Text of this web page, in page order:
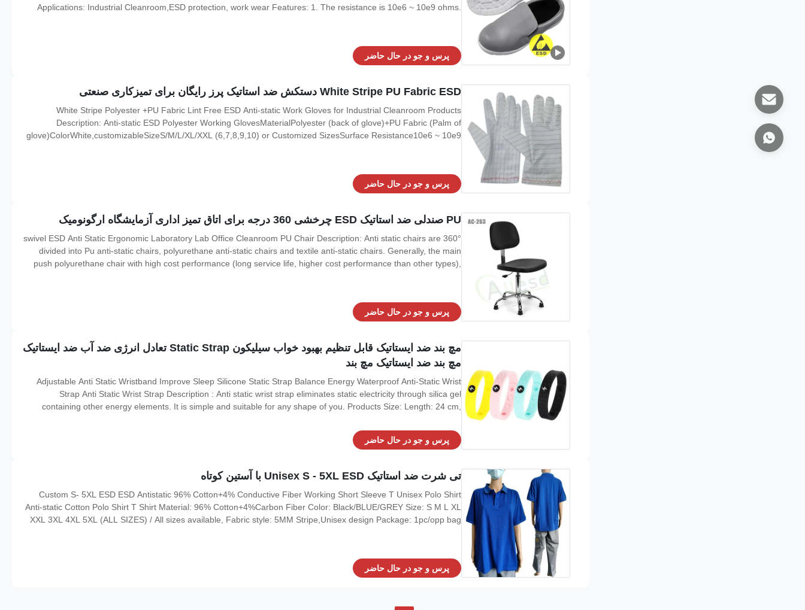
Applications: Industrial Cleanroom,ESD protection, work wear Features: 1. The resistance is 10e6 ~ 10e9 ohms.
پرس و جو در حال حاضر
White Stripe PU Fabric ESD دستکش ضد استاتیک پرز رایگان برای تمیزکاری صنعتی
White Stripe Polyester +PU Fabric Lint Free ESD Anti-static Work Gloves for Industrial Cleanroom Products
Description: Anti-static ESD Polyester Working GlovesMaterialPolyester (back of glove)+PU Fabric (Palm of
glove)ColorWhite,customizableSizeS/M/L/XL/XXL (6,7,8,9,10) or Customized SizesSurface Resistance10e6 ~ 10e9
پرس و جو در حال حاضر
PU صندلی ضد استاتیک ESD چرخشی 360 درجه برای اتاق تمیز اداری آزمایشگاه ارگونومیک
360° swivel ESD Anti Static Ergonomic Laboratory Lab Office Cleanroom PU Chair Description: Anti static chairs are
divided into Pu anti-static chairs, polyurethane anti-static chairs and textile anti-static chairs. Generally, the main
push polyurethane chair with high cost performance (long service life, higher cost performance than other types),
پرس و جو در حال حاضر
مچ بند ضد ایستاتیک قابل تنظیم بهبود خواب سیلیکون Static Strap تعادل انرژی ضد آب ضد ایستاتیک
مچ بند ضد ایستاتیک مچ بند
Adjustable Anti Static Wristband Improve Sleep Silicone Static Strap Balance Energy Waterproof Anti-Static Wrist
Strap Anti Static Wrist Strap Description : Anti static wrist strap eliminates static electricity through silica gel
containing other energy elements. It is simple and suitable for any shape of you. Products Size: Length: 24 cm,
compact wristband allows
پرس و جو در حال حاضر
تی شرت ضد استاتیک Unisex S - 5XL ESD با آستین کوتاه
Custom S- 5XL ESD ESD Antistatic 96% Cotton+4% Conductive Fiber Working Short Sleeve T Unisex Polo Shirt
Anti-static Cotton Polo Shirt T Shirt Material: 96% Cotton+4%Carbon Fiber Color: Black/BLUE/GREY Size: S M L XL
XXL 3XL 4XL 5XL (ALL SIZES) / All sizes available, Fabric style: 5MM Stripe,Unisex design Package: 1pc/opp bag
پرس و جو در حال حاضر